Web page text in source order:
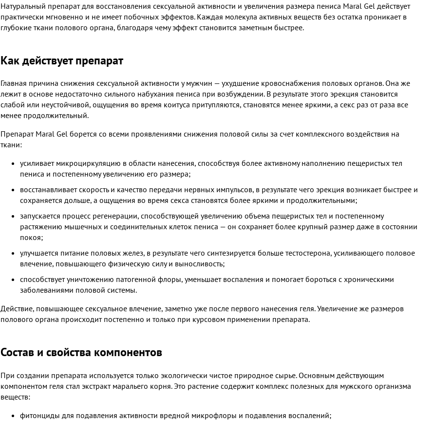
Натуральный препарат для восстановления сексуальной активности и увеличения размера пениса Maral Gel действует
практически мгновенно и не имеет побочных эффектов. Каждая молекула активных веществ без остатка проникает в
глубокие ткани полового органа, благодаря чему эффект становится заметным быстрее.
Как действует препарат
Главная причина снижения сексуальной активности у мужчин — ухудшение кровоснабжения половых органов. Она же
лежит в основе недостаточно сильного набухания пениса при возбуждении. В результате этого эрекция становится
слабой или неустойчивой, ощущения во время коитуса притупляются, становятся менее яркими, а секс раз от раза все
менее продолжительный.
Препарат Maral Gel борется со всеми проявлениями снижения половой силы за счет комплексного воздействия на
ткани:
усиливает микроциркуляцию в области нанесения, способствуя более активному наполнению пещеристых тел
пениса и постепенному увеличению его размера;
восстанавливает скорость и качество передачи нервных импульсов, в результате чего эрекция возникает быстрее и
сохраняется дольше, а ощущения во время секса становятся более яркими и продолжительными;
запускается процесс регенерации, способствующей увеличению объема пещеристых тел и постепенному
растяжению мышечных и соединительных клеток пениса — он сохраняет более крупный размер даже в состоянии
покоя;
улучшается питание половых желез, в результате чего синтезируется больше тестостерона, усиливающего половое
влечение, повышающего физическую силу и выносливость;
способствует уничтожению патогенной флоры, уменьшает воспаления и помогает бороться с хроническими
заболеваниями половой системы.
Действие, повышающее сексуальное влечение, заметно уже после первого нанесения геля. Увеличение же размеров
полового органа происходит постепенно и только при курсовом применении препарата.
Состав и свойства компонентов
При создании препарата используется только экологически чистое природное сырье. Основным действующим
компонентом геля стал экстракт маральего корня. Это растение содержит комплекс полезных для мужского организма
веществ:
фитонциды для подавления активности вредной микрофлоры и подавления воспалений;